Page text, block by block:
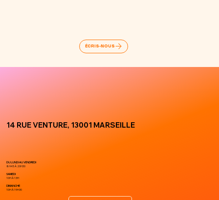
ÉCRIS-NOUS
14 RUE VENTURE, 13001 MARSEILLE
DU LUNDI AU VENDREDI
8H45 À 20H30
SAMEDI
10H À 13H
DIMANCHE
10H À 19H30